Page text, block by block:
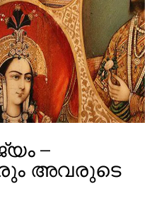
–
അവരുടെ